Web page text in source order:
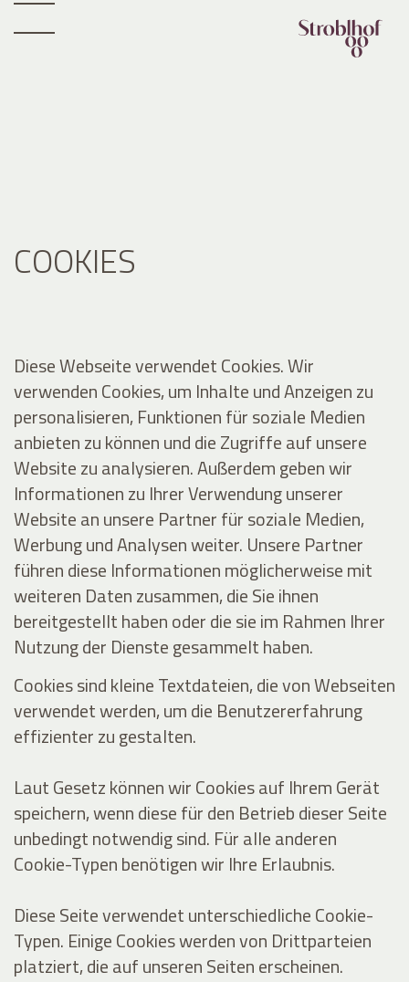
COOKIES
Diese Webseite verwendet Cookies. Wir
verwenden Cookies, um Inhalte und Anzeigen zu
personalisieren, Funktionen für soziale Medien
anbieten zu können und die Zugriffe auf unsere
Website zu analysieren. Außerdem geben wir
Informationen zu Ihrer Verwendung unserer
Website an unsere Partner für soziale Medien,
Werbung und Analysen weiter. Unsere Partner
führen diese Informationen möglicherweise mit
weiteren Daten zusammen, die Sie ihnen
bereitgestellt haben oder die sie im Rahmen Ihrer
Nutzung der Dienste gesammelt haben.
Cookies sind kleine Textdateien, die von Webseiten
verwendet werden, um die Benutzererfahrung
effizienter zu gestalten.
Laut Gesetz können wir Cookies auf Ihrem Gerät
speichern, wenn diese für den Betrieb dieser Seite
unbedingt notwendig sind. Für alle anderen
Cookie-Typen benötigen wir Ihre Erlaubnis.
Diese Seite verwendet unterschiedliche Cookie-
Typen. Einige Cookies werden von Drittparteien
platziert, die auf unseren Seiten erscheinen.